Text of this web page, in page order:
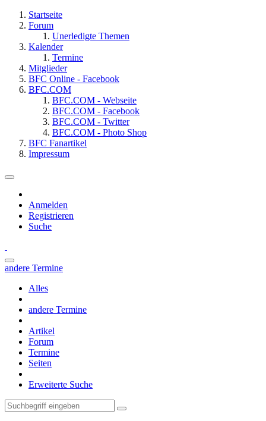
Startseite
Forum
Unerledigte Themen
Kalender
Termine
Mitglieder
BFC Online - Facebook
BFC.COM
BFC.COM - Webseite
BFC.COM - Facebook
BFC.COM - Twitter
BFC.COM - Photo Shop
BFC Fanartikel
Impressum
Anmelden
Registrieren
Suche
andere Termine
Alles
andere Termine
Artikel
Forum
Termine
Seiten
Erweiterte Suche